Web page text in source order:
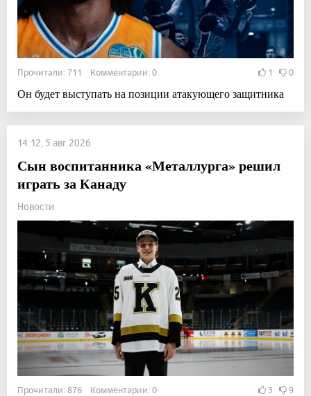
Прочитали: 711 Комментарии: 0 1 0
Он будет выступать на позиции атакующего защитника
14:12, 5 авг 2026
Сын воспитанника «Металлурга» решил
играть за Канаду
Новости
Прочитали: 876 Комментарии: 0 3 9